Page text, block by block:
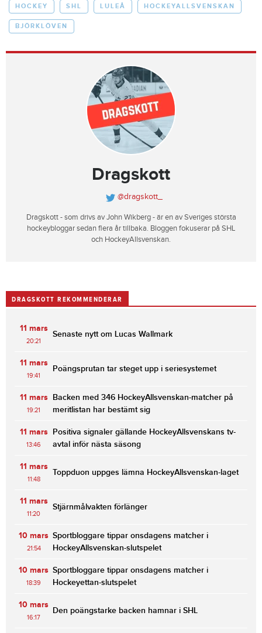
HOCKEY SHL LULEÅ HOCKEYALLSVENSKAN
BJÖRKLÖVEN
Dragskott
@dragskott_
Dragskott - som drivs av John Wikberg - är en av Sveriges största
hockeybloggar sedan flera år tillbaka. Bloggen fokuserar på SHL
och HockeyAllsvenskan.
DRAGSKOTT REKOMMENDERAR
11 mars
20:21
Senaste nytt om Lucas Wallmark
11 mars
19:41
Poängsprutan tar steget upp i seriesystemet
11 mars
19:21
Backen med 346 HockeyAllsvenskan-matcher på
meritlistan har bestämt sig
11 mars
13:46
Positiva signaler gällande HockeyAllsvenskans tv-
avtal inför nästa säsong
11 mars
11:48
Toppduon uppges lämna HockeyAllsvenskan-laget
11 mars
11:20
Stjärnmålvakten förlänger
10 mars
21:54
Sportbloggare tippar onsdagens matcher i
HockeyAllsvenskan-slutspelet
10 mars
18:39
Sportbloggare tippar onsdagens matcher i
Hockeyettan-slutspelet
10 mars
16:17
Den poängstarke backen hamnar i SHL